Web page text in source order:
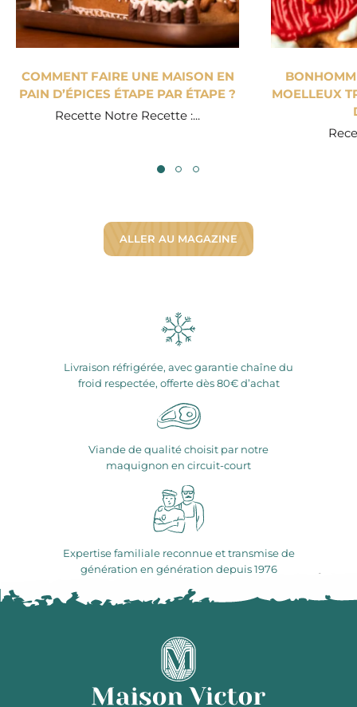
COMMENT FAIRE UNE MAISON EN
PAIN D’ÉPICES ÉTAPE PAR ÉTAPE ?
Recette Notre Recette :...
MOELLEUX
ALLER AU MAGAZINE
Livraison réfrigérée, avec garantie chaîne du
froid respectée, offerte dès 80€ d’achat
Viande de qualité choisit par notre
maquignon en circuit-court
Expertise familiale reconnue et transmise de
génération en génération depuis 1976